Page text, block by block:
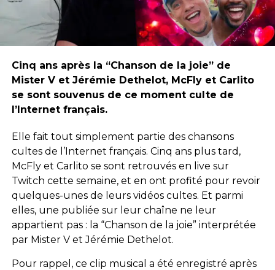
Cinq ans après la “Chanson de la joie” de
Mister V et Jérémie Dethelot, McFly et Carlito
se sont souvenus de ce moment culte de
l’Internet français.
Elle fait tout simplement partie des chansons
cultes de l’Internet français. Cinq ans plus tard,
McFly et Carlito se sont retrouvés en live sur
Twitch cette semaine, et en ont profité pour revoir
quelques-unes de leurs vidéos cultes. Et parmi
elles, une publiée sur leur chaîne ne leur
appartient pas : la “Chanson de la joie” interprétée
par Mister V et Jérémie Dethelot.
Pour rappel, ce clip musical a été enregistré après